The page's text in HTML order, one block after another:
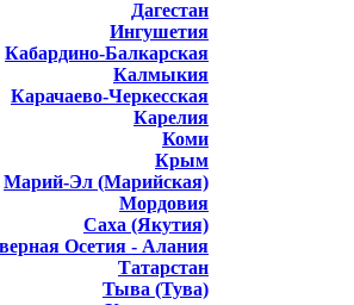
Дагестан
Ингушетия
Кабардино-Балкарская
Калмыкия
Карачаево-Черкесская
Карелия
Коми
Крым
Марий-Эл (Марийская)
Мордовия
Саха (Якутия)
Осетия - Алания
Татарстан
Тыва (Тува)